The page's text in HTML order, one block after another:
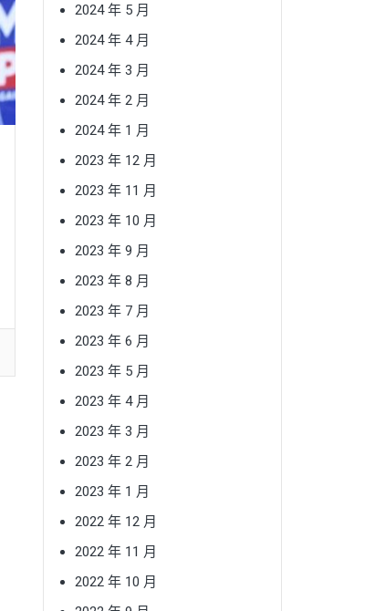
2024 年 5 月
2024 年 4 月
2024 年 3 月
2024 年 2 月
2024 年 1 月
2023 年 12 月
2023 年 11 月
2023 年 10 月
2023 年 9 月
2023 年 8 月
2023 年 7 月
2023 年 6 月
2023 年 5 月
2023 年 4 月
2023 年 3 月
2023 年 2 月
2023 年 1 月
2022 年 12 月
2022 年 11 月
2022 年 10 月